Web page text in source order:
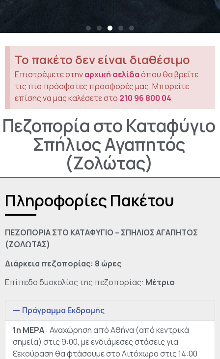
Το πακέτο δεν είναι διαθέσιμο
Επιστρέψετε στηναρχική σελίδαόπου θα βρείτε
τις πιο πρόσφατες προσφορές μας. Μπορείτε
επίσης να μας καλέσετε στο 210 96 800 04
Πεζοπορία στο Καταφύγιο
Σπήλιος Αγαπητός
(Ζολώτας)
Πληροφορίες Πακέτου
ΠΕΖΟΠΟΡΙΑ ΣΤΟ ΚΑΤΑΦΥΓΙΟ – ΣΠΗΛΙΟΣ ΑΓΑΠΗΤΟΣ
(ΖΟΛΩΤΑΣ)
Διάρκεια πεζοπορίας: 8 ώρες
Επίπεδο δυσκολίας της πεζοπορίας: Μέτριο
Πρόγραμμα Εκδρομής
1η ΜΕΡΑ: Αναχώρηση από Αθήνα (από κεντρικά
σημεία) στις 9:00, με ενδιάμεσες στάσεις για
ξεκούραση θα φτάσουμε στο Λιτόχωρο στις 14:00